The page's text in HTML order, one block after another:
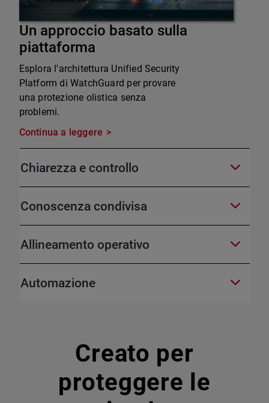
Un approccio basato sulla
piattaforma
Esplora l'architettura Unified Security
Platform di WatchGuard per provare
una protezione olistica senza
problemi.
Continua a leggere
Chiarezza e controllo
Conoscenza condivisa
Allineamento operativo
Automazione
Creato per
proteggere le